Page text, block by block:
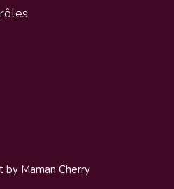
by Maman Cherry